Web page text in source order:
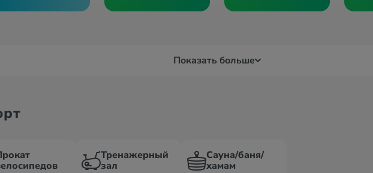
Показать больше
Тренажерный
зал
Сауна/баня/
хамам